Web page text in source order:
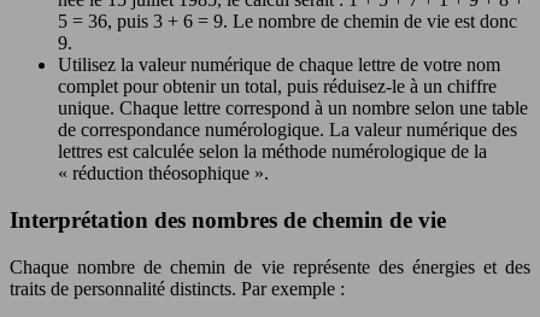
5 = 36, puis 3 + 6 = 9. Le nombre de chemin de vie est donc
9.
Utilisez la valeur numérique de chaque lettre de votre nom
complet pour obtenir un total, puis réduisez-le à un chiffre
unique. Chaque lettre correspond à un nombre selon une table
de correspondance numérologique. La valeur numérique des
lettres est calculée selon la méthode numérologique de la
« réduction théosophique ».
Interprétation des nombres de chemin de vie
Chaque nombre de chemin de vie représente des énergies et des
traits de personnalité distincts. Par exemple :